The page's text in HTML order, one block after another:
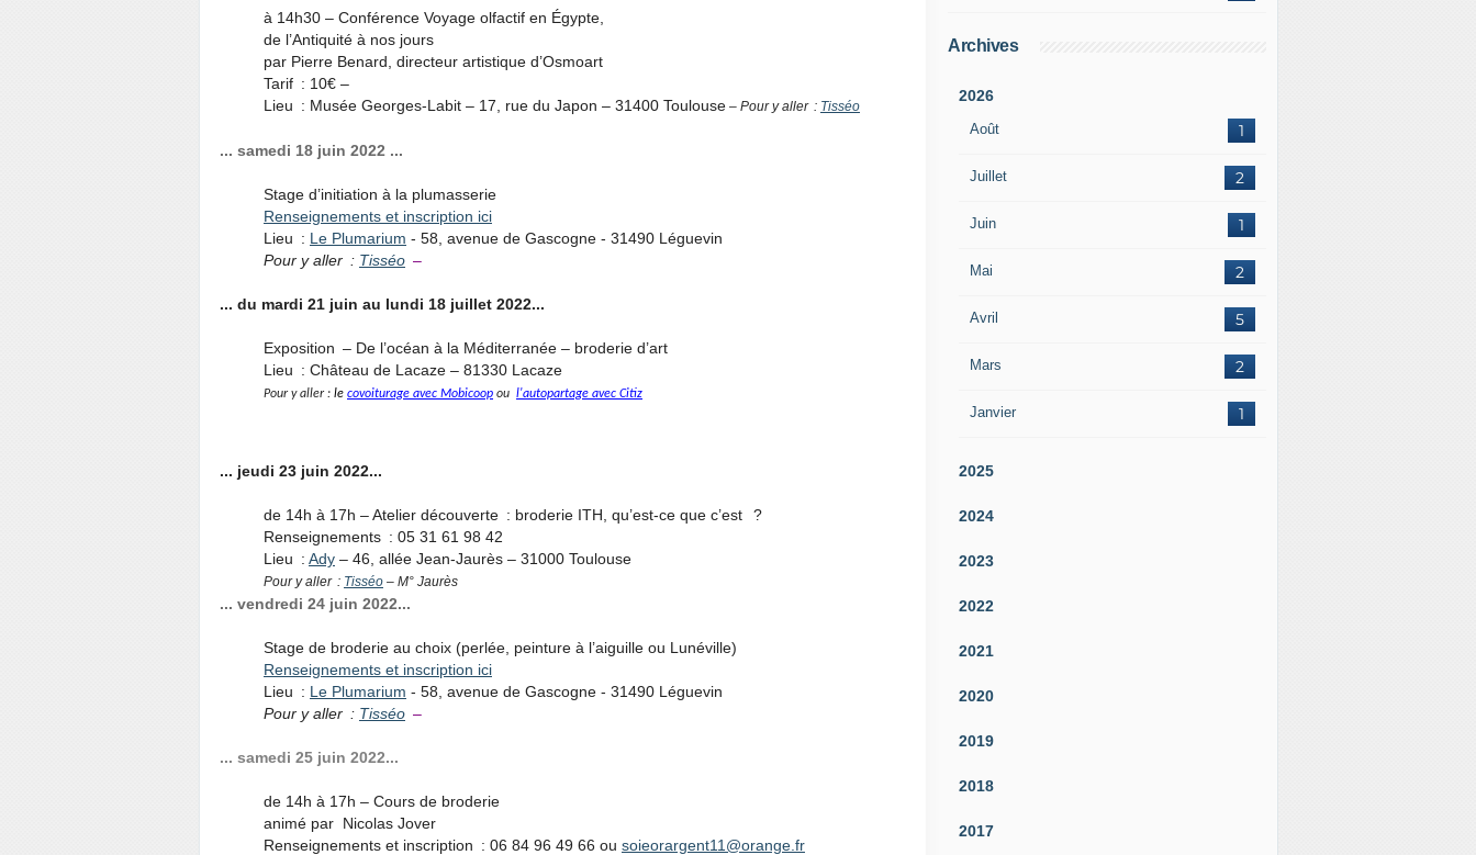
à 14h30 – Conférence Voyage olfactif en Égypte,
de l’Antiquité à nos jours
par Pierre Benard, directeur artistique d’Osmoart
Tarif : 10€ –
Lieu : Musée Georges-Labit – 17, rue du Japon – 31400 Toulouse – Pour y aller : Tisséo
... samedi 18 juin 2022 ...
Stage d’initiation à la plumasserie
Renseignements et inscription ici
Lieu : Le Plumarium - 58, avenue de Gascogne - 31490 Léguevin
Pour y aller : Tisséo –
... du mardi 21 juin au lundi 18 juillet 2022...
Exposition – De l’océan à la Méditerranée – broderie d’art
Lieu : Château de Lacaze – 81330 Lacaze
Pour y aller : le covoiturage avec Mobicoop ou l'autopartage avec Citiz
... jeudi 23 juin 2022...
de 14h à 17h – Atelier découverte : broderie ITH, qu’est-ce que c’est ?
Renseignements : 05 31 61 98 42
Lieu : Ady – 46, allée Jean-Jaurès – 31000 Toulouse
Pour y aller : Tisséo – M° Jaurès
... vendredi 24 juin 2022...
Stage de broderie au choix (perlée, peinture à l’aiguille ou Lunéville)
Renseignements et inscription ici
Lieu : Le Plumarium - 58, avenue de Gascogne - 31490 Léguevin
Pour y aller : Tisséo –
... samedi 25 juin 2022...
de 14h à 17h – Cours de broderie
animé par Nicolas Jover
Renseignements et inscription : 06 84 96 49 66 ou soieorargent11@orange.fr
Archives
2026
Août 1
Juillet 2
Juin 1
Mai 2
Avril 5
Mars 2
Janvier 1
2025
2024
2023
2022
2021
2020
2019
2018
2017